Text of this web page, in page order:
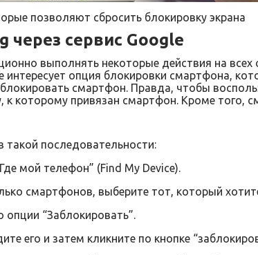
позволяют сбросить блокировку экрана
через сервис Google
выполнять некоторые действия на
интересует опция блокировки смартфона,
смартфон. Правда, чтобы
к которому привязан смартфон. Кроме того,
такой последовательности:
мой телефон” (Find My Device).
смартфонов, выберите тот, который
опции “Заблокировать”.
его и затем кликните по кнопке